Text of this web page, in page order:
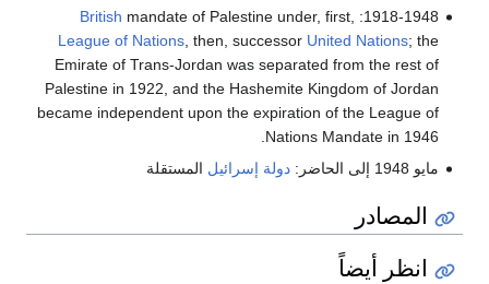
1918-1948:
Britishmandate of Palestine under, first,
League of Nations , then, successorUnited Nations
Emirate of Trans-Jordan was separated from the rest of
Palestine in 1922, and the Hashemite Kingdom of Jordan
became independent upon the expiration of the League of
Nations Mandate in 1946.
مايو 1948 إلى الحاضر:
دولة إسرائيلالمستقلة
المصادر
انظر أيضاً